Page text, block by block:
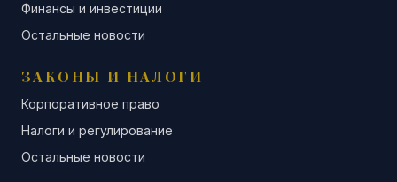
Финансы и инвестиции
Остальные новости
ЗАКОНЫ И НАЛОГИ
Корпоративное право
Налоги и регулирование
Остальные новости